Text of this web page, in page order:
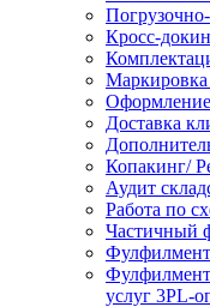
Кросс-
Маркировка
Доставка
Копакинг/
Аудит
Работа по
Частичный
услуг 3PL-